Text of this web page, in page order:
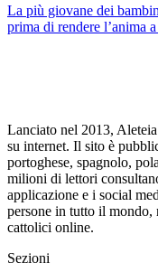
La più giovane dei
prima di rendere l’anima
Lanciato nel 2013,
su internet. Il sito è
portoghese, spagnolo,
milioni di lettori
applicazione e i social
persone in tutto il mondo,
cattolici online.
Sezioni